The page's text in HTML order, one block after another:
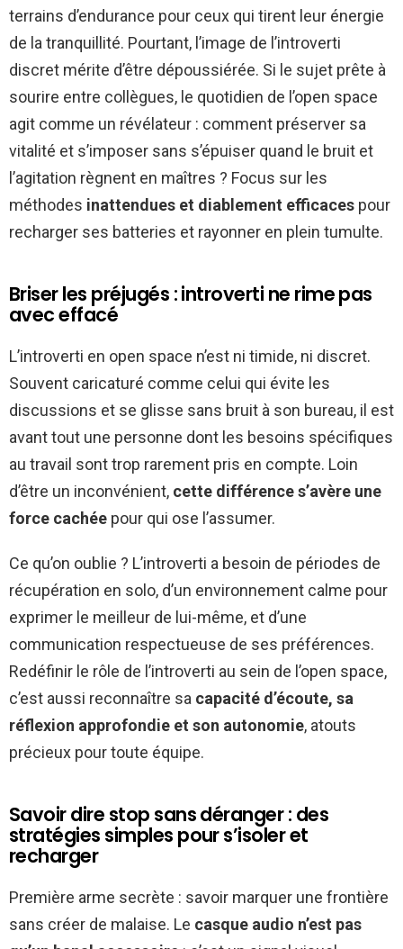
terrains d’endurance pour ceux qui tirent leur énergie
de la tranquillité. Pourtant, l’image de l’introverti
discret mérite d’être dépoussiérée. Si le sujet prête à
sourire entre collègues, le quotidien de l’open space
agit comme un révélateur : comment préserver sa
vitalité et s’imposer sans s’épuiser quand le bruit et
l’agitation règnent en maîtres ? Focus sur les
méthodes inattendues et diablement efficaces pour
recharger ses batteries et rayonner en plein tumulte.
Briser les préjugés : introverti ne rime pas
avec effacé
L’introverti en open space n’est ni timide, ni discret.
Souvent caricaturé comme celui qui évite les
discussions et se glisse sans bruit à son bureau, il est
avant tout une personne dont les besoins spécifiques
au travail sont trop rarement pris en compte. Loin
d’être un inconvénient, cette différence s’avère une
force cachée pour qui ose l’assumer.
Ce qu’on oublie ? L’introverti a besoin de périodes de
récupération en solo, d’un environnement calme pour
exprimer le meilleur de lui-même, et d’une
communication respectueuse de ses préférences.
Redéfinir le rôle de l’introverti au sein de l’open space,
c’est aussi reconnaître sa capacité d’écoute, sa
réflexion approfondie et son autonomie, atouts
précieux pour toute équipe.
Savoir dire stop sans déranger : des
stratégies simples pour s’isoler et
recharger
Première arme secrète : savoir marquer une frontière
sans créer de malaise. Le casque audio n’est pas